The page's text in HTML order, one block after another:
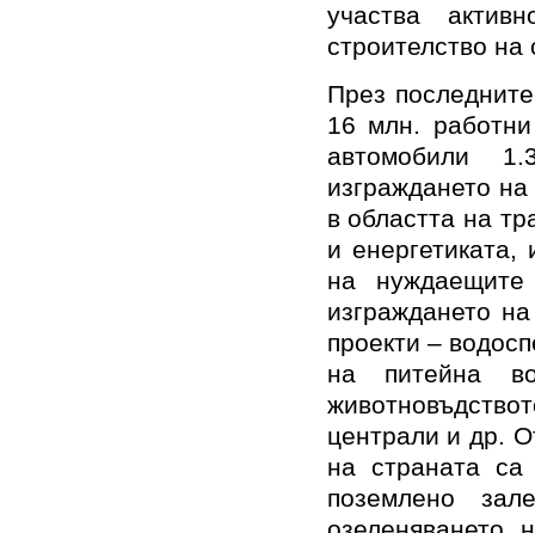
участва
строителство на
През
16 млн.
автомобили
изграждането
в областта на
и
на
изграждането
проекти –
на питейна
централи и др.
на страната
поземлено